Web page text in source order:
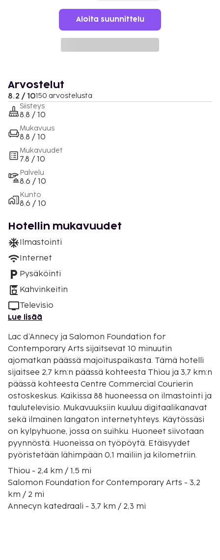
Aloita suunnittelu
Arvostelut
8.2 / 10150 arvostelusta
Siisteys
8.8 / 10
Mukavuus
8.8 / 10
Mukavuudet
7.8 / 10
Palvelu
8.6 / 10
Kunto
8.6 / 10
Hotellin mukavuudet
Ilmastointi
Internet
Pysäköinti
Kahvinkeitin
Televisio
Lue lisää
Lac d’Annecy ja Salomon Foundation for
Contemporary Arts sijaitsevat 10 minuutin
ajomatkan päässä majoituspaikasta. Tämä hotelli
sijaitsee 2,7 km:n päässä kohteesta Thiou ja 3,7 km:n
päässä kohteesta Centre Commercial Courierin
ostoskeskus. Kaikissa 88 huoneessa on ilmastointi ja
taulutelevisio. Mukavuuksiin kuuluu digitaalikanavat
sekä ilmainen langaton internetyhteys. Käytössäsi
on kylpyhuone, jossa on suihku. Huoneet siivotaan
pyynnöstä. Huoneissa on työpöytä. Etäisyydet
pyöristetään lähimpään 0,1 mailiin ja kilometriin.
Thiou - 2,4 km / 1,5 mi
Salomon Foundation for Contemporary Arts - 3,2
km / 2 mi
Annecyn katedraali - 3,7 km / 2,3 mi